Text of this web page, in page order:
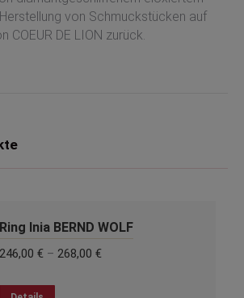
von Schmuckstücken auf
COEUR DE LION zurück.
Ring Inia BERND WOLF
246,00 € – 268,00 €